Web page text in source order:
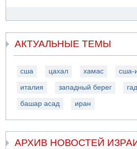
АКТУАЛЬНЫЕ ТЕМЫ
сша цахал хамас сша-
италия западный берег
башар асад иран
АРХИВ НОВОСТЕЙ